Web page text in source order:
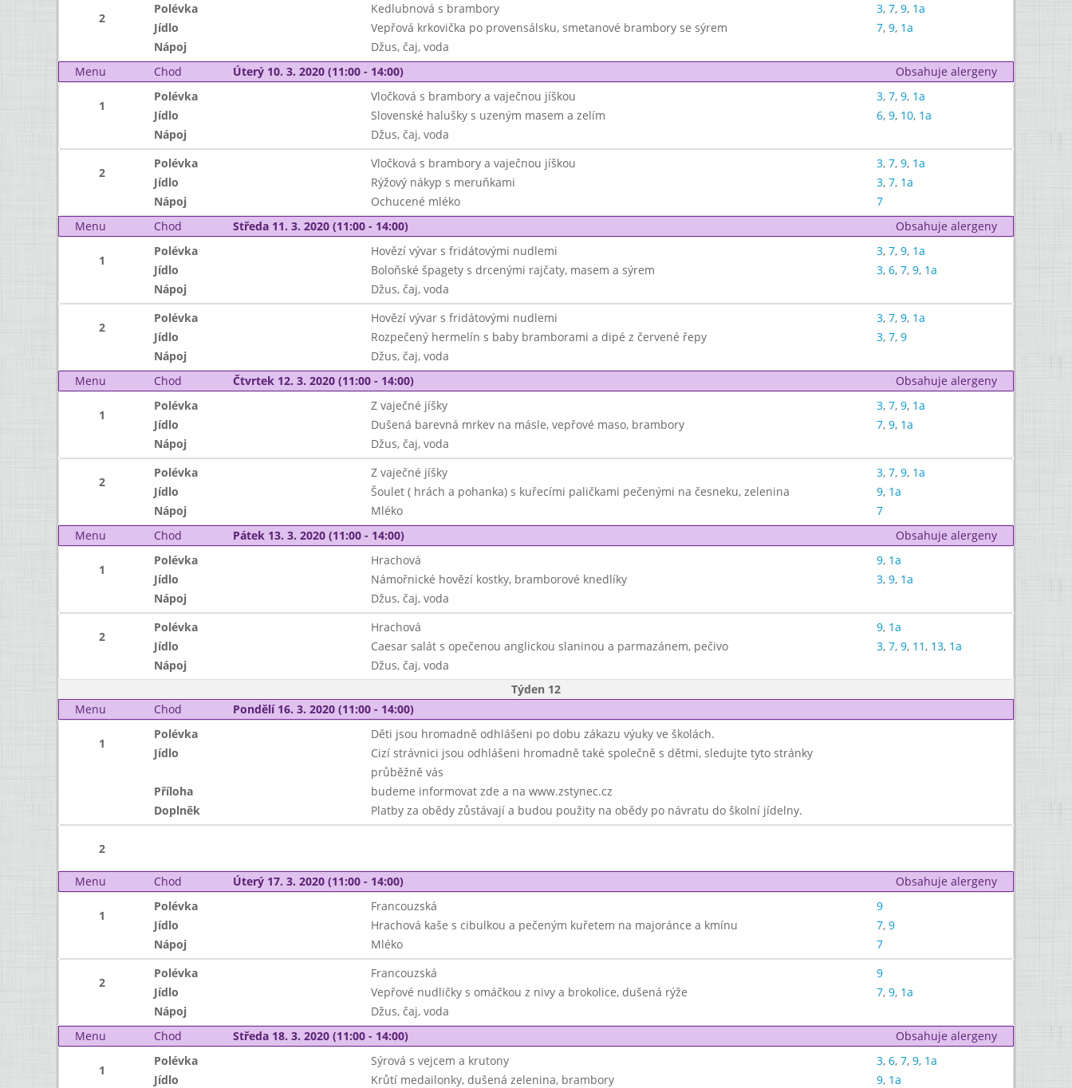
2
Polévka Kedlubnová s brambory 3, 7, 9, 1a
Jídlo
Vepřová krkovička po provensálsku, smetanové brambory se sýrem 7, 9, 1a
Nápoj
Džus, čaj, voda
Menu
Chod Úterý 10. 3. 2020 (11:00 - 14:00) Obsahuje alergeny
1
Polévka Vločková s brambory a vaječnou jíškou 3, 7, 9, 1a
Jídlo
Slovenské halušky s uzeným masem a zelím 6, 9, 10, 1a
Nápoj
Džus, čaj, voda
2
Polévka Vločková s brambory a vaječnou jíškou 3, 7, 9, 1a
Jídlo
Rýžový nákyp s meruňkami 3, 7, 1a
Nápoj
Ochucené mléko
7
Menu
Chod Středa 11. 3. 2020 (11:00 - 14:00) Obsahuje alergeny
1
Polévka Hovězí vývar s fridátovými nudlemi 3, 7, 9, 1a
Jídlo
Boloňské špagety s drcenými rajčaty, masem a sýrem 3, 6, 7, 9, 1a
Nápoj
Džus, čaj, voda
2
Polévka Hovězí vývar s fridátovými nudlemi 3, 7, 9, 1a
Jídlo
Rozpečený hermelín s baby bramborami a dipé z červené řepy 3, 7, 9
Nápoj
Džus, čaj, voda
Menu
Chod Čtvrtek 12. 3. 2020 (11:00 - 14:00) Obsahuje alergeny
1
Polévka Z vaječné jíšky 3, 7, 9, 1a
Jídlo
Dušená barevná mrkev na másle, vepřové maso, brambory 7, 9, 1a
Nápoj
Džus, čaj, voda
2
Polévka Z vaječné jíšky 3, 7, 9, 1a
Jídlo
Šoulet ( hrách a pohanka) s kuřecími paličkami pečenými na česneku, zelenina 9, 1a
Nápoj
Mléko
7
Menu
Chod Pátek 13. 3. 2020 (11:00 - 14:00) Obsahuje alergeny
1
Polévka Hrachová 9, 1a
Jídlo
Námořnické hovězí kostky, bramborové knedlíky 3, 9, 1a
Nápoj
Džus, čaj, voda
2
Polévka Hrachová 9, 1a
Jídlo
Caesar salát s opečenou anglickou slaninou a parmazánem, pečivo 3, 7, 9, 11, 13, 1a
Nápoj
Džus, čaj, voda
Týden 12
Menu
Chod Pondělí 16. 3. 2020 (11:00 - 14:00)
1
Polévka
Děti jsou hromadně odhlášeni po dobu zákazu výuky ve školách.
Jídlo
Cizí strávnici jsou odhlášeni hromadně také společně s dětmi, sledujte tyto stránky
průběžně vás
Příloha
budeme informovat zde a na www.zstynec.cz
Doplněk
Platby za obědy zůstávají a budou použity na obědy po návratu do školní jídelny.
2
Menu Chod Úterý 17. 3. 2020 (11:00 - 14:00) Obsahuje alergeny
1
Polévka Francouzská
9
Jídlo
Hrachová kaše s cibulkou a pečeným kuřetem na majoránce a kmínu 7, 9
Nápoj
Mléko 7
2
Polévka Francouzská
9
Jídlo
Vepřové nudličky s omáčkou z nivy a brokolice, dušená rýže 7, 9, 1a
Nápoj
Džus, čaj, voda
Menu
Chod Středa 18. 3. 2020 (11:00 - 14:00) Obsahuje alergeny
1
Polévka Sýrová s vejcem a krutony 3, 6, 7, 9, 1a
Jídlo
Krůtí medailonky, dušená zelenina, brambory 9, 1a